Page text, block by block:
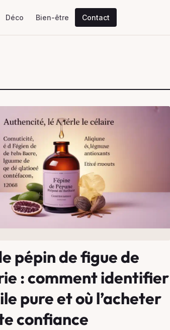
Déco Bien-être Contact
pépin de figue de
: comment identifier
pure et où l’acheter
confiance